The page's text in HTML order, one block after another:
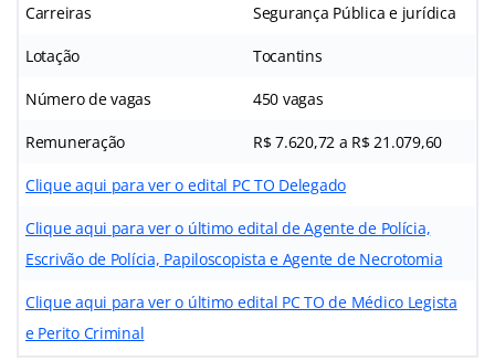
Carreiras Segurança Pública e jurídica
Lotação Tocantins
Número de vagas 450 vagas
Remuneração R$ 7.620,72 a R$ 21.079,60
Clique aqui para ver o edital PC TO Delegado
Clique aqui para ver o último edital de Agente de Polícia,
Escrivão de Polícia, Papiloscopista e Agente de Necrotomia
Clique aqui para ver o último edital PC TO de Médico Legista
e Perito Criminal